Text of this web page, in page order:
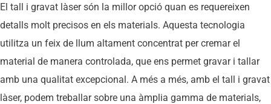
El tall i gravat làsersón la millor opció quan es requereixen
detalls molt precisos en els materials. Aquesta tecnologia
utilitza un feix de llum altament concentrat per cremar el
material de manera controlada, que ens permet gravar i tallar
amb una qualitat excepcional. A més a més, amb el tall i gravat
làser, podem treballar sobre una àmplia gamma de materials,